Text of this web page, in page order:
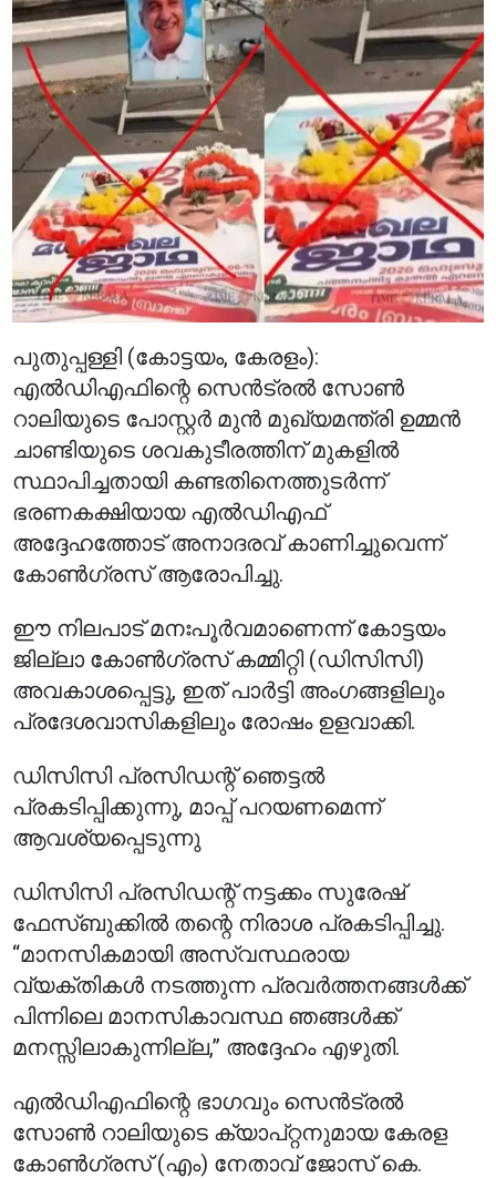
പുതുപ്പള്ളി (കോട്ടയം, കേരളം):
എൽഡിഎഫിന്റെ സെൻട്രൽ സോൺ
റാലിയുടെ പോസ്റ്റർ മുൻ മുഖ്യമന്ത്രി ഉമ്മൻ
ചാണ്ടിയുടെ ശവകുടീരത്തിന് മുകളിൽ
സ്ഥാപിച്ചതായി കണ്ടതിനെത്തുടർന്ന്
ഭരണകക്ഷിയായ എൽഡിഎഫ്
അദ്ദേഹത്തോട് അനാദരവ് കാണിച്ചുവെന്ന്
കോൺഗ്രസ് ആരോപിച്ചു.
ഈ നിലപാട് മനഃപൂർവമാണെന്ന് കോട്ടയം
ജില്ലാ കോൺഗ്രസ് കമ്മിറ്റി (ഡിസിസി)
അവകാശപ്പെട്ടു, ഇത് പാർട്ടി അംഗങ്ങളിലും
പ്രദേശവാസികളിലും രോഷം ഉളവാക്കി.
ഡിസിസി പ്രസിഡന്റ് ഞെട്ടൽ
പ്രകടിപ്പിക്കുന്നു, മാപ്പ് പറയണമെന്ന്
ആവശ്യപ്പെടുന്നു
ഡിസിസി പ്രസിഡന്റ് നട്ടക്കം സുരേഷ്
ഫേസ്ബുക്കിൽ തന്റെ നിരാശ പ്രകടിപ്പിച്ചു.
“മാനസികമായി അസ്വസ്ഥരായ
വ്യക്തികൾ നടത്തുന്ന പ്രവർത്തനങ്ങൾക്ക്
പിന്നിലെ മാനസികാവസ്ഥ ഞങ്ങൾക്ക്
മനസ്സിലാകുന്നില്ല,” അദ്ദേഹം എഴുതി.
എൽഡിഎഫിന്റെ ഭാഗവും സെൻട്രൽ
സോൺ റാലിയുടെ ക്യാപ്റ്റനുമായ കേരള
കോൺഗ്രസ് (എം) നേതാവ് ജോസ് കെ.